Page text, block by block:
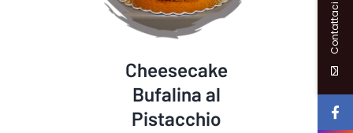
Cheesecake
Bufalina al
Pistacchio
Contattaci